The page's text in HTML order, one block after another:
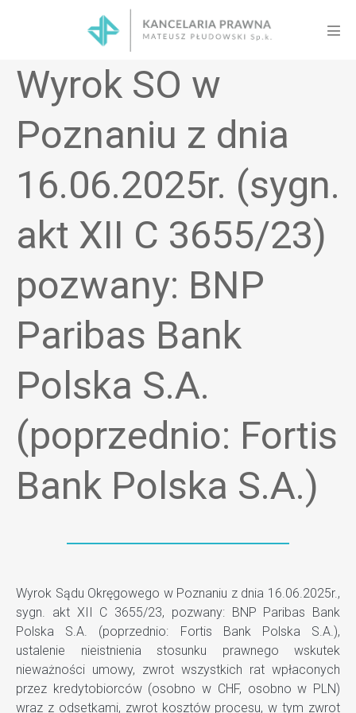
Wyrok SO w
Poznaniu z dnia
16.06.2025r. (sygn.
akt XII C 3655/23)
pozwany: BNP
Paribas Bank
Polska S.A.
(poprzednio: Fortis
Bank Polska S.A.)
Wyrok Sądu Okręgowego w Poznaniu z dnia 16.06.2025r.,
sygn. akt XII C 3655/23, pozwany: BNP Paribas Bank
Polska S.A. (poprzednio: Fortis Bank Polska S.A.),
ustalenie nieistnienia stosunku prawnego wskutek
nieważności umowy, zwrot wszystkich rat wpłaconych
przez kredytobiorców (osobno w CHF, osobno w PLN)
wraz z odsetkami, zwrot kosztów procesu, w tym zwrot